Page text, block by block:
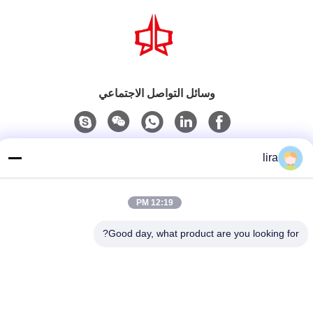
وسائل التواصل الاجتماعي
الهاتف
86-510-86385783
بريد إلكتروني
lira
12:19 PM
Good day, what product are you looking for?